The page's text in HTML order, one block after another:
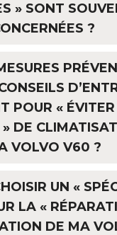
» SONT
?
POUR « ÉVITER
DE
VOLVO V60 ?
UN «
LA «
DE MA